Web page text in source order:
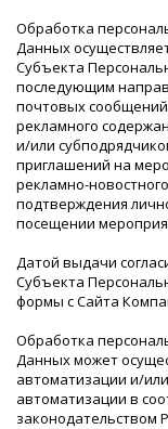
Обработка
Данных
Субъекта
последующим
почтовых
рекламного
и/или
приглашений на
рекламно-
подтверждения
посещении
Датой выдачи
Субъекта
формы с Сайта
Обработка
Данных может
автоматизации и/
автоматизации в
законодательством